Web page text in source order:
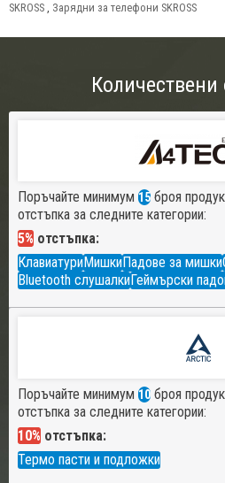
SKROSS , Зарядни за телефони SKROSS
Количествени
Поръчайте минимум 15 броя
отстъпка за следните категории:
5% отстъпка:
КлавиатуриМишкиПадове за мишки
Bluetooth слушалкиГеймърски
Поръчайте минимум 10 броя
отстъпка за следните категории:
10% отстъпка:
Термо пасти и подложки